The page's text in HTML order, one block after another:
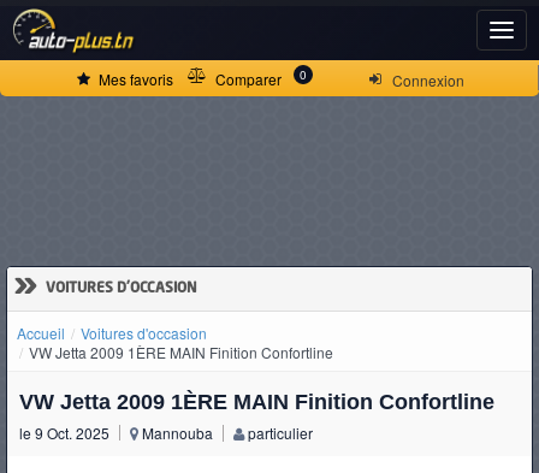
Connexion
Mes favoris Comparer 0
» VOITURES D'OCCASION
Accueil
Voitures d'occasion
VW Jetta 2009 1ÈRE MAIN Finition Confortline
VW Jetta 2009 1ÈRE MAIN Finition Confortline
le 9 Oct. 2025 Mannouba particulier
ACCUEIL
VOITURES
D'OCCASION